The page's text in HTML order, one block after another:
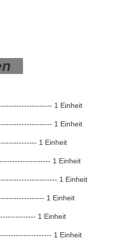
1 Einheit
1 Einheit
1 Einheit
1 Einheit
1 Einheit
1 Einheit
1 Einheit
1 Einheit